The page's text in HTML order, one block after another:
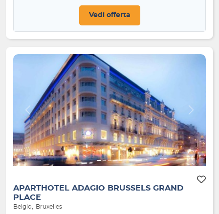
Vedi offerta
Indietro Avanti
APARTHOTEL ADAGIO BRUSSELS GRAND
PLACE
Belgio Bruxelles